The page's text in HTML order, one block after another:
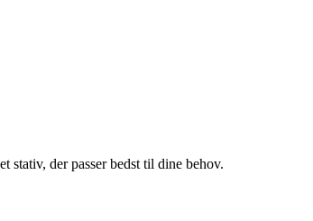
stativ, der passer bedst til dine behov.